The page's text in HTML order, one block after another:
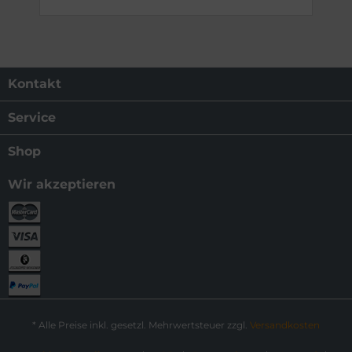
Kontakt
Service
Shop
Wir akzeptieren
* Alle Preise inkl. gesetzl. Mehrwertsteuer zzgl. Versandkosten